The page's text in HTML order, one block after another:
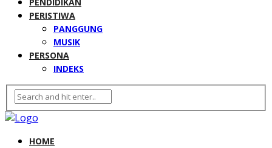
PENDIDIKAN
PERISTIWA
PANGGUNG
MUSIK
PERSONA
INDEKS
HOME